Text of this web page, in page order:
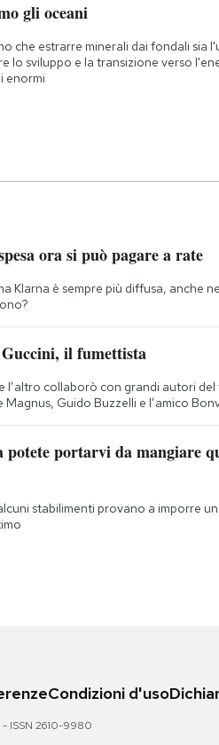
gli oceani
che estrarre minerali dai fondali sia
lo sviluppo e la transizione verso
enormi
ora si può pagare a rate
Klarna è sempre più diffusa, anche
Guccini, il fumettista
l’altro collaborò con grandi autori
Magnus, Guido Buzzelli e l’amico
potete portarvi da mangiare
stabilimenti provano a imporre
Condizioni d'uso
ISSN 2610-9980